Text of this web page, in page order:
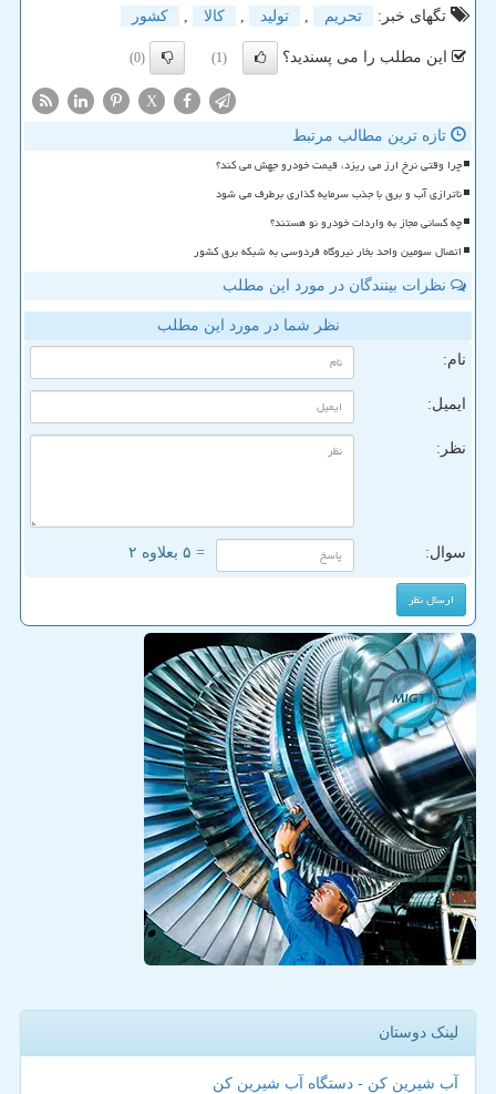
تگهای خبر:
تحریم , تولید , كالا , كشور
این مطلب را می پسندید؟ (1)
(0)
X
تازه ترین مطالب مرتبط
چرا وقتی نرخ ارز می ریزد، قیمت خودرو جهش می کند؟
ناترازی آب و برق با جذب سرمایه گذاری برطرف می شود
چه کسانی مجاز به واردات خودرو نو هستند؟
اتصال سومین واحد بخار نیروگاه فردوسی به شبکه برق کشور
نظرات بینندگان در مورد این مطلب
نظر شما در مورد این مطلب
نام:
ایمیل:
نظر:
سوال: = ۵ بعلاوه ۲
لینک دوستان
آب شیرین کن - دستگاه آب شیرین کن